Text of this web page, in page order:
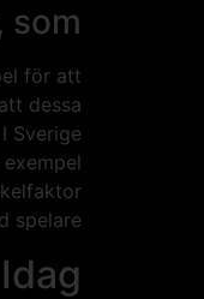
som
för att
dessa
Sverige
spelare.